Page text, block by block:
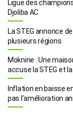
Ligue des
Djoliba AC
La STEG annonce
plusieurs régions
Moknine : Une
accuse la STEG et la
Inflation en baisse
pas l’amélioration